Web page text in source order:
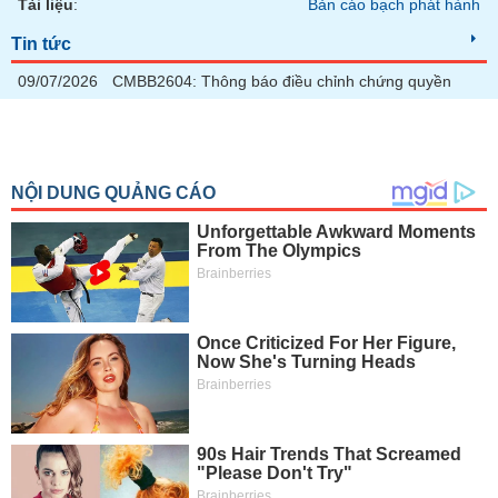
Tài liệu: Bản cáo bạch phát hành
Tin tức
09/07/2026 CMBB2604: Thông báo điều chỉnh chứng quyền
Truyền
thông
tài
Dữ
liệu